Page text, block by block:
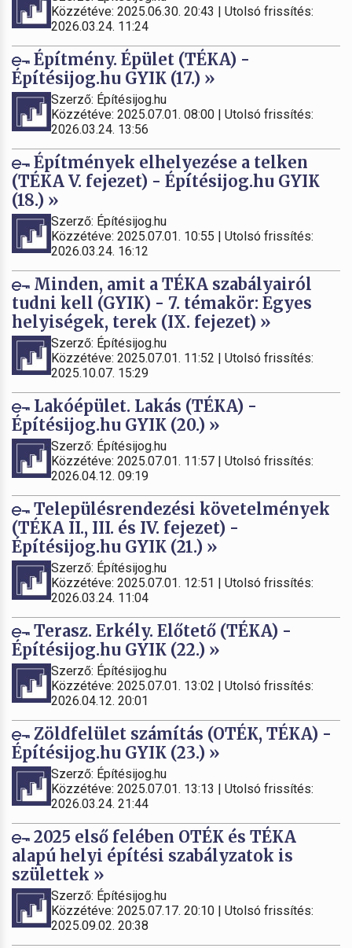
Közzétéve: 2025.06.30. 20:43 | Utolsó frissítés:
2026.03.24. 11:24
Építmény. Épület (TÉKA) -
Építésijog.hu GYIK (17.) »
Szerző: Építésijog.hu
Közzétéve: 2025.07.01. 08:00 | Utolsó frissítés:
2026.03.24. 13:56
Építmények elhelyezése a telken
(TÉKA V. fejezet) - Építésijog.hu GYIK
(18.) »
Szerző: Építésijog.hu
Közzétéve: 2025.07.01. 10:55 | Utolsó frissítés:
2026.03.24. 16:12
Minden, amit a TÉKA szabályairól
tudni kell (GYIK) - 7. témakör: Egyes
helyiségek, terek (IX. fejezet) »
Szerző: Építésijog.hu
Közzétéve: 2025.07.01. 11:52 | Utolsó frissítés:
2025.10.07. 15:29
Lakóépület. Lakás (TÉKA) -
Építésijog.hu GYIK (20.) »
Szerző: Építésijog.hu
Közzétéve: 2025.07.01. 11:57 | Utolsó frissítés:
2026.04.12. 09:19
Településrendezési követelmények
(TÉKA II., III. és IV. fejezet) -
Építésijog.hu GYIK (21.) »
Szerző: Építésijog.hu
Közzétéve: 2025.07.01. 12:51 | Utolsó frissítés:
2026.03.24. 11:04
Terasz. Erkély. Előtető (TÉKA) -
Építésijog.hu GYIK (22.) »
Szerző: Építésijog.hu
Közzétéve: 2025.07.01. 13:02 | Utolsó frissítés:
2026.04.12. 20:01
Zöldfelület számítás (OTÉK, TÉKA) -
Építésijog.hu GYIK (23.) »
Szerző: Építésijog.hu
Közzétéve: 2025.07.01. 13:13 | Utolsó frissítés:
2026.03.24. 21:44
2025 első felében OTÉK és TÉKA
alapú helyi építési szabályzatok is
születtek »
Szerző: Építésijog.hu
Közzétéve: 2025.07.17. 20:10 | Utolsó frissítés:
2025.09.02. 20:38